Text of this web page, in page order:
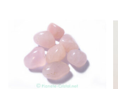
grandes dimensions :
Blocs en
Quartz rose en galets
Dans sa plus belle vibration, le
comme le cristal de roche,